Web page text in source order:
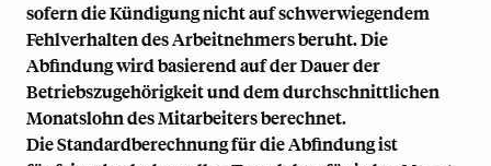
sofern die Kündigung nicht auf schwerwiegendem
Fehlverhalten des Arbeitnehmers beruht. Die
Abfindung wird basierend auf der Dauer der
Betriebszugehörigkeit und dem durchschnittlichen
Monatslohn des Mitarbeiters berechnet.
Die Standardberechnung für die Abfindung ist